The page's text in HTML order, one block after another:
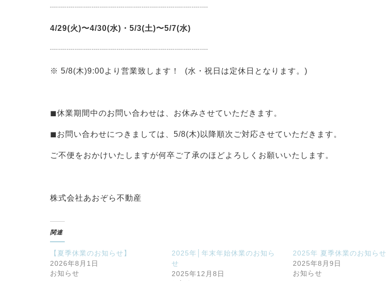
┈┈┈┈┈┈┈┈┈┈┈┈┈┈┈┈┈┈┈
4/29(火)〜4/30(水)・5/3(土)〜5/7(水)
┈┈┈┈┈┈┈┈┈┈┈┈┈┈┈┈┈┈┈
※ 5/8(木)9:00より営業致します！ ⁡ (水・祝日は定休日となります。) ⁡
◼︎休業期間中のお問い合わせは、お休みさせていただきます。
◼︎お問い合わせにつきましては、5/8(木)以降順次ご対応させていただきます。 ⁡
ご不便をおかけいたしますが何卒ご了承のほどよろしくお願いいたします。 ⁡ ⁡
株式会社あおぞら不動産
関連
【夏季休業のお知らせ】
2026年8月1日
お知らせ
2025年│年末年始休業のお知ら
せ
2025年12月8日
2025年 夏季休業のお知らせ
2025年8月9日
お知らせ